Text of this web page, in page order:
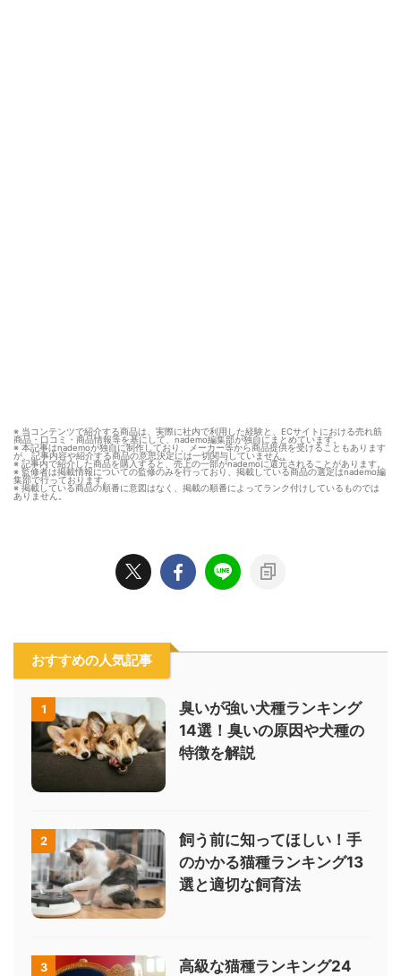
※ 当コンテンツで紹介する商品は、実際に社内で利用した経験と、ECサイトにおける売れ筋
商品・口コミ・商品情報等を基にして、nademo編集部が独自にまとめています。
※ 本記事はnademoが独自に制作しており、メーカー等から商品提供を受けることもあります
が、記事内容や紹介する商品の意思決定には一切関与していません。
※ 記事内で紹介した商品を購入すると、売上の一部がnademoに還元されることがあります。
※ 監修者は掲載情報についての監修のみを行っており、掲載している商品の選定はnademo編
集部で行っております。
※ 掲載している商品の順番に意図はなく、掲載の順番によってランク付けしているものでは
ありません。
おすすめの人気記事
1
臭いが強い犬種ランキング
14選！臭いの原因や犬種の
特徴を解説
2
飼う前に知ってほしい！手
のかかる猫種ランキング13
選と適切な飼育法
3
高級な猫種ランキング24